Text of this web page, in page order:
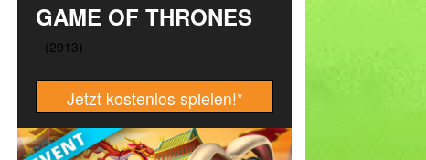
GAME OF THRONES
Jetzt kostenlos spielen!*